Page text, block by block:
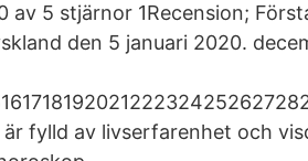
5 stjärnor 1Recension;
den 5 januari 2020.
fylld av livserfarenhet och